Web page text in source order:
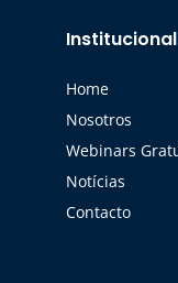
Institucional
Home
Nosotros
Webinars
Notícias
Contacto